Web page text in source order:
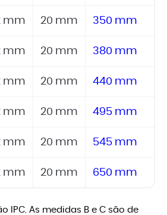
mm 20 mm 350 mm
mm 20 mm 380 mm
mm 20 mm 440 mm
mm 20 mm 495 mm
mm 20 mm 545 mm
mm 20 mm 650 mm
IPC. As medidas B e C são de